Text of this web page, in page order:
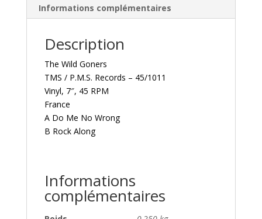
Informations complémentaires
Description
The Wild Goners
TMS / P.M.S. Records – 45/1011
Vinyl, 7″, 45 RPM
France
A Do Me No Wrong
B Rock Along
Informations
complémentaires